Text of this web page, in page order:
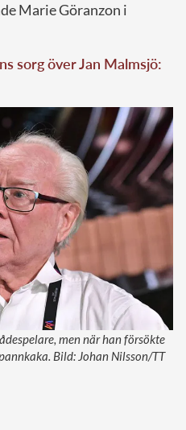
Marie Göranzon i
sorg över Jan Malmsjö:
men när han försökte
Bild: Johan Nilsson/TT